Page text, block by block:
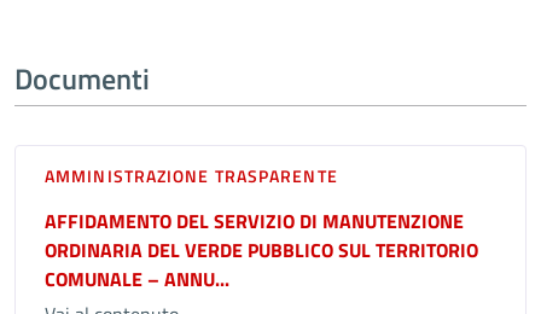
Documenti
AMMINISTRAZIONE TRASPARENTE
AFFIDAMENTO DEL SERVIZIO DI MANUTENZIONE
ORDINARIA DEL VERDE PUBBLICO SUL TERRITORIO
COMUNALE – ANNU...